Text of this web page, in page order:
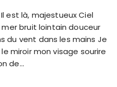
est là, majestueux Ciel
mer bruit lointain douceur
du vent dans les mains Je
miroir mon visage sourire
de…